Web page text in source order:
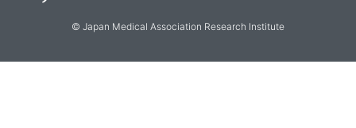
© Japan Medical Association Research Institute